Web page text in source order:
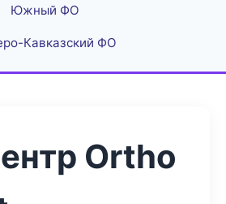
Южный ФО
Кавказский ФО
Ortho